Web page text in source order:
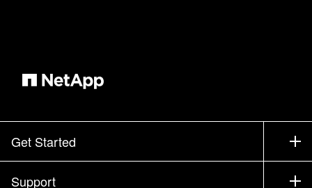
在安全风险。 防范敏感数据泄露、 偏差、模型异
支持 现代培训和部署的数据基础架构进行可持续
管理。 采用这种方式的竞争是可以理解的、 但尽
面临不合规问题。 AI带来的数据管理挑战 使企业
Get Started
How to Buy
Support